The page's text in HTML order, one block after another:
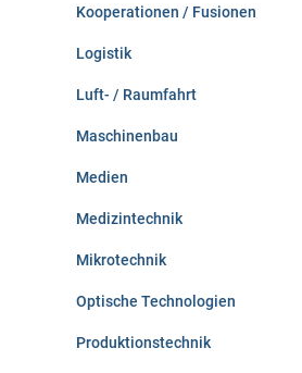
Kooperationen / Fusionen
Logistik
Luft- / Raumfahrt
Maschinenbau
Medien
Medizintechnik
Mikrotechnik
Optische Technologien
Produktionstechnik